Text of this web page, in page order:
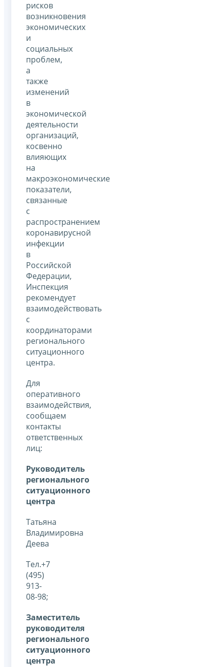
рисков
возникновения
экономических
и
социальных
проблем,
а
также
изменений
в
экономической
деятельности
организаций,
косвенно
влияющих
на
макроэкономические
показатели,
связанные
с
распространением
коронавирусной
инфекции
в
Российской
Федерации,
Инспекция
рекомендует
взаимодействовать
с
координаторами
регионального
ситуационного
центра.
Для
оперативного
взаимодействия,
сообщаем
контакты
ответственных
лиц:
Руководитель
регионального
ситуационного
центра
Татьяна
Владимировна
Деева
Тел.+7
(495)
913-
08-98;
Заместитель
руководителя
регионального
ситуационного
центра